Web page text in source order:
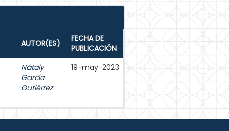
AUTOR(ES)
FECHA DE
PUBLICACIÓN
Nátaly
García
Gutiérrez
19-may-2023